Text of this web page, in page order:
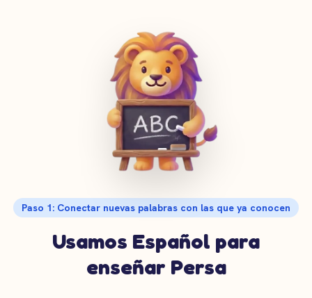
Paso 1: Conectar nuevas palabras con las que ya conocen
Usamos Español para
enseñar Persa